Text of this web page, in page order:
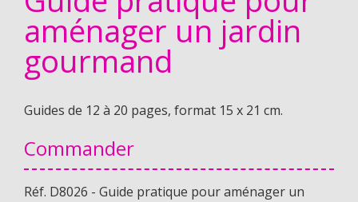
aménager un jardin
gourmand
Guides de 12 à 20 pages, format 15 x 21 cm.
Commander
Réf. D8026 - Guide pratique pour aménager un